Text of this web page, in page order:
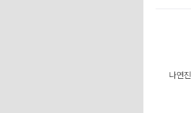
나연진